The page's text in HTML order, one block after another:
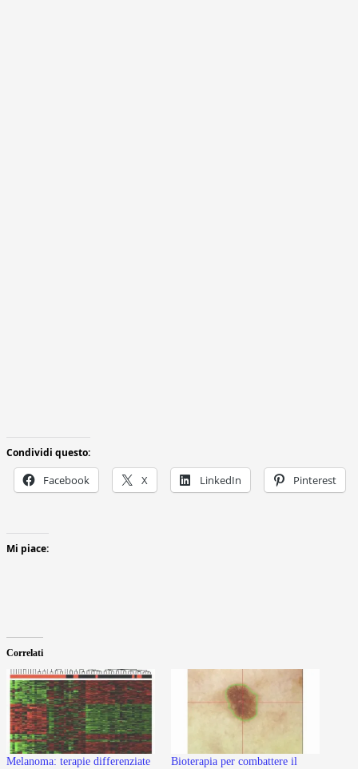
Condividi questo:
Facebook X LinkedIn Pinterest
Mi piace:
Correlati
Melanoma: terapie differenziate
Bioterapia per combattere il